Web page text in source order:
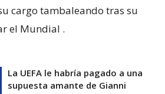
cargo tambaleando tras su
el Mundial .
La UEFA le habría pagado a una
supuesta amante de Gianni